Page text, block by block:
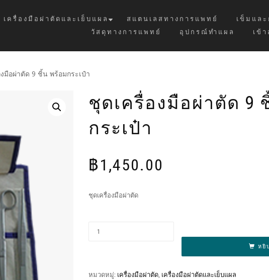
เครื่องมือผ่าตัดและเย็บแผล สแตนเลสทางการแพทย์
เข็มแล
วัสดุทางการแพทย์
อุปกรณ์ทำแผล เข้
มือผ่าตัด 9 ชิ้น พร้อมกระเป๋า
ชุดเครื่องมือผ่าตัด 9
กระเป๋า
฿1,450.00
ชุดเครื่องมือผ่าตัด
หยิ
หมวดหมู่: เครื่องมือผ่าตัด, เครื่องมือผ่าตัดและเย็บแผล